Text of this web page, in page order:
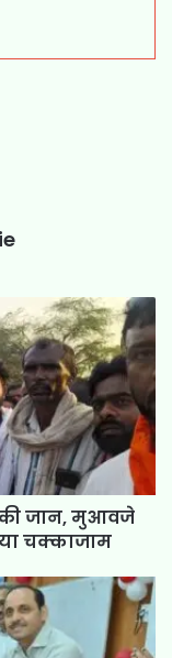
की जान, मुआवजे
चक्काजाम